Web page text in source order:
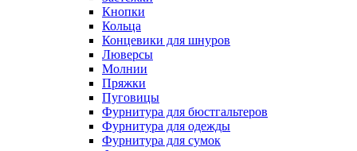
Кнопки
Кольца
Концевики для шнуров
Люверсы
Молнии
Пряжки
Пуговицы
Фурнитура для бюстгальтеров
Фурнитура для одежды
Фурнитура для сумок